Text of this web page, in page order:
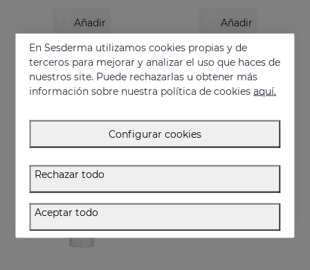
Añadir
REPASKIN URBAN 365 Pieles Sensibles SPF50+
Fotoprotector facial pieles sensibles
30.95 €
Añadir
Fotoprotector facial antiedad
30.95 €
En Sesderma utilizamos cookies propias y de
terceros para mejorar y analizar el uso que haces de
nuestros site. Puede rechazarlas u obtener más
información sobre nuestra política de cookiesaquí.
Configurar cookies
Rechazar todo
Aceptar todo